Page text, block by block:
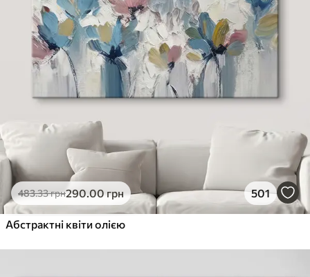
483.33грн290.00грн 501
Абстрактні квіти олією